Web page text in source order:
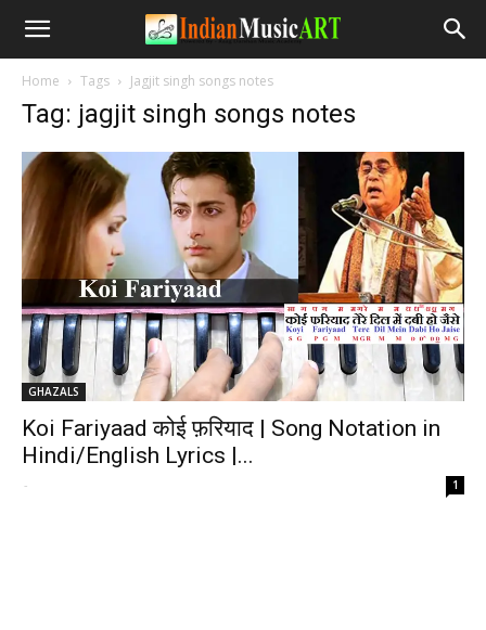
Home Tags Jagjit singh songs notes
Tag: jagjit singh songs notes
GHAZALS
Koi Fariyaad कोई फ़रियाद | Song Notation in
Hindi/English Lyrics |...
- 1